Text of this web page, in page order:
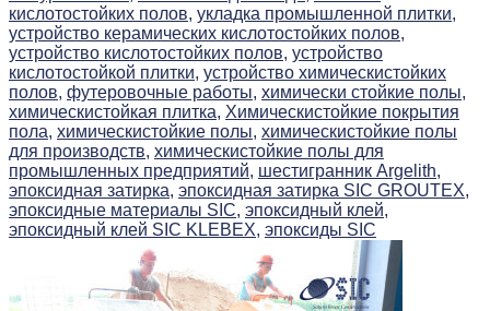
кислотостойких полов, укладка промышленной плитки,
устройство керамических кислотостойких полов,
устройство кислотостойких полов, устройство
кислотостойкой плитки, устройство химическистойких
полов, футеровочные работы, химически стойкие полы,
химическистойкая плитка, Химическистойкие покрытия
пола, химическистойкие полы, химическистойкие полы
для производств, химическистойкие полы для
промышленных предприятий, шестигранник Argelith,
эпоксидная затирка, эпоксидная затирка SIC GROUTEX,
эпоксидные материалы SIC, эпоксидный клей,
эпоксидный клей SIC KLEBEX, эпоксиды SIC